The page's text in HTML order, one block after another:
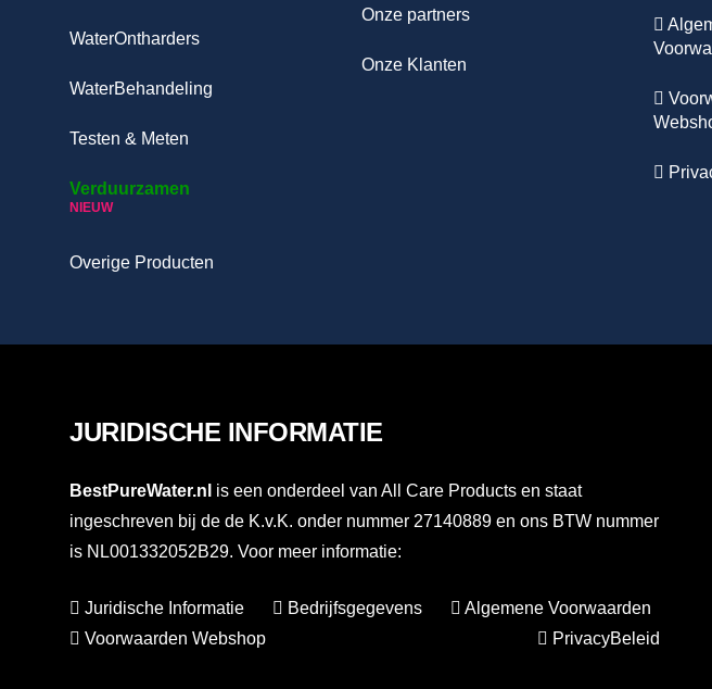
WaterOntharders
WaterBehandeling
Testen & Meten
Verduurzamen
NIEUW
Overige Producten
Onze partners
Onze Klanten
JURIDISCHE INFORMATIE
BestPureWater.nl is een onderdeel van All Care Products en staat
ingeschreven bij de de K.v.K. onder nummer 27140889 en ons BTW nummer
is NL001332052B29. Voor meer informatie:
Juridische Informatie Bedrijfsgegevens
Algemene Voorwaarden
Voorwaarden Webshop
PrivacyBeleid